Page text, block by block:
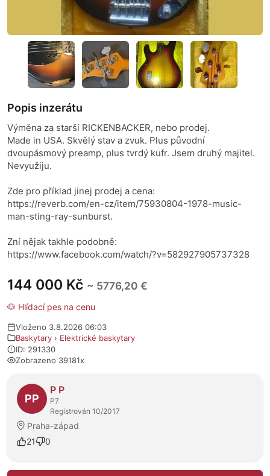
144 000 Kč ~ 5776,20 €
🐶 Hlídací pes na cenu
Vloženo 3.8.2026 06:03
Baskytary › Elektrické baskytary
ID: 291330
Zobrazeno 39181x
O prodejci
PP
P P
P7
Registrován 10/2017
Praha-západ
21
0
Popis inzerátu
Výměna za starší RICKENBACKER, nebo prodej.
Made in USA. Skvělý stav a zvuk. Plus původní
dvoupásmový preamp, plus tvrdý kufr. Jsem druhý majitel.
Nevyužiju.
Zde pro příklad jinej prodej a cena:
https://reverb.com/en-cz/item/75930804-1978-music-
man-sting-ray-sunburst.
Zní nějak takhle podobně:
https://www.facebook.com/watch/?v=582927905737328